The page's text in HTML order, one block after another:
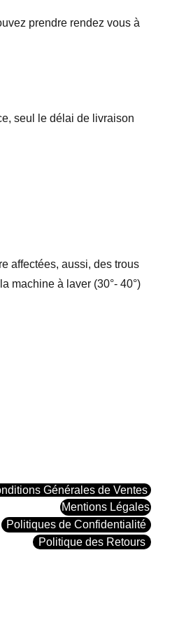
prendre rendez vous à
seul le délai de livraison
affectées, aussi, des trous
machine à laver (30°- 40°)
Générales de Ventes
Mentions Légales
Politiques de Confidentialité
Politique des Retours